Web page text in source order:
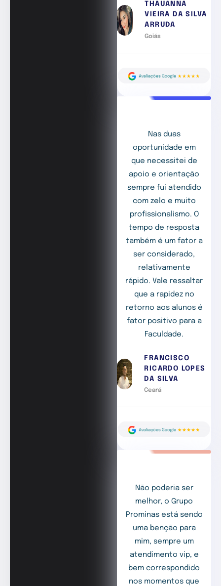
THAUANNA
VIEIRA DA SILVA
ARRUDA
Goiás
Nas duas
oportunidade em
que necessitei de
apoio e orientação
sempre fui atendido
com zelo e muito
profissionalismo. O
tempo de resposta
também é um fator a
ser considerado,
relativamente
rápido. Vale ressaltar
que a rapidez no
retorno aos alunos é
fator positivo para a
Faculdade.
FRANCISCO
RICARDO LOPES
DA SILVA
Ceará
Não poderia ser
melhor, o Grupo
Prominas está sendo
uma benção para
mim, sempre um
atendimento vip, e
bem correspondido
nos momentos que